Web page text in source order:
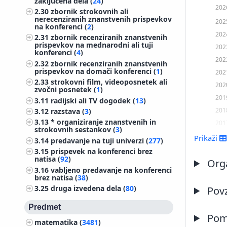
2.30zbornik strokovnih ali
nerecenziranih znanstvenih prispevkov
na konferenci (2)
2.31zbornik recenziranih znanstvenih
prispevkov na mednarodni ali tuji
konferenci (4)
2.32zbornik recenziranih znanstvenih
prispevkov na domači konferenci (1)
2.33strokovni film, videoposnetek ali
zvočni posnetek (1)
3.11 radijski ali TV dogodek (13)
3.12 razstava (3)
3.13* organiziranje znanstvenih in
strokovnih sestankov (3)
3.14 predavanje na tuji univerzi (277)
3.15 prispevek na konferenci brez
natisa (92)
3.16vabljeno predavanje na konferenci
brez natisa (38)
3.25druga izvedena dela (80)
Predmet
matematika (3481)
2016
Prikaži